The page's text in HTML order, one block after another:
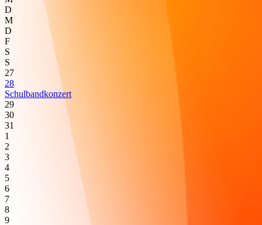
D
M
D
F
S
S
27
28
Schulbandkonzert
29
30
31
1
2
3
4
5
6
7
8
9